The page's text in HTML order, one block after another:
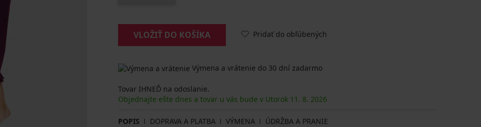
VLOŽIŤ DO KOŠÍKA Pridať do obľúbených
Výmena a vrátenie do 30 dní zadarmo
Tovar IHNEĎ na odoslanie.
Objednajte ešte dnes a tovar u vás bude v Utorok 11. 8. 2026
POPIS DOPRAVA A PLATBA VÝMENA
ÚDRŽBA A PRANIE